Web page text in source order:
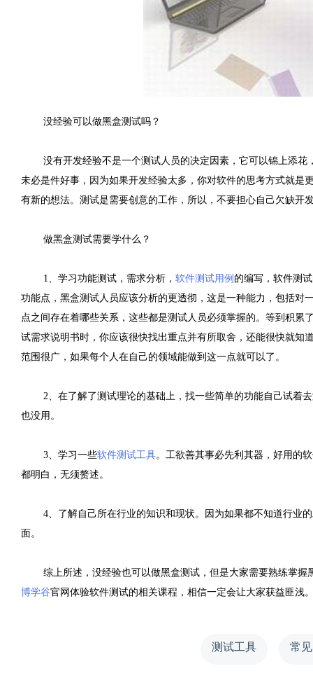
没经验可以做黑盒测试吗？
没有开发经验不是一个测试人员的决定因素，它可以锦上添
未必是件好事，因为如果开发经验太多，你对软件的思考方式就
有新的想法。测试是需要创意的工作，所以，不要担心自己欠缺开
做黑盒测试需要学什么？
1、学习功能测试，需求分析， 软件测试用例 的编写，软件测
功能点，黑盒测试人员应该分析的更透彻，这是一种能力，包括
点之间存在着哪些关系，这些都是测试人员必须掌握的。等到积
试需求说明书时，你应该很快找出重点并有所取舍，还能很快就
范围很广，如果每个人在自己的领域能做到这一点就可以了。
2、在了解了测试理论的基础上，找一些简单的功能自己试着
也没用。
3、学习一些软件测试工具。工欲善其事必先利其器，好用的
都明白，无须赘述。
4、了解自己所在行业的知识和现状。因为如果都不知道行业
面。
综上所述，没经验也可以做黑盒测试，但是大家需要熟练掌
博学谷官网体验软件测试的相关课程，相信一定会让大家获益匪浅
测试工具 常